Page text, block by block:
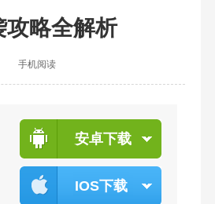
略全解析
手机阅读
安卓下载
IOS下载